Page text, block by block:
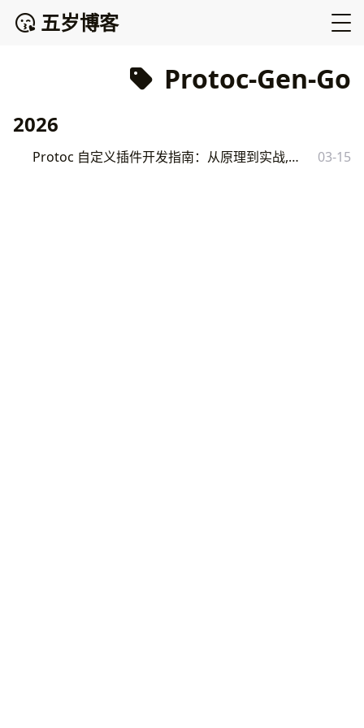
五岁博客
Protoc-Gen-Go
2026
Protoc 自定义插件开发指南：从原理到实战,手把手教你用 Go 编写代码生成插件 03-15